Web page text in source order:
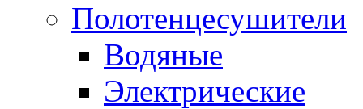
Полотенцесушители
Водяные
Электрические